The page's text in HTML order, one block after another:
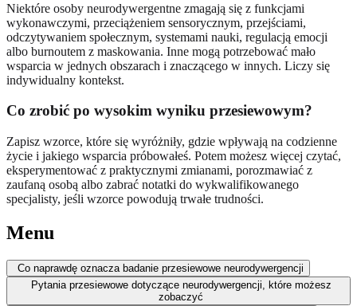
Niektóre osoby neurodywergentne zmagają się z funkcjami
wykonawczymi, przeciążeniem sensorycznym, przejściami,
odczytywaniem społecznym, systemami nauki, regulacją emocji
albo burnoutem z maskowania. Inne mogą potrzebować mało
wsparcia w jednych obszarach i znaczącego w innych. Liczy się
indywidualny kontekst.
Co zrobić po wysokim wyniku przesiewowym?
Zapisz wzorce, które się wyróżniły, gdzie wpływają na codzienne
życie i jakiego wsparcia próbowałeś. Potem możesz więcej czytać,
eksperymentować z praktycznymi zmianami, porozmawiać z
zaufaną osobą albo zabrać notatki do wykwalifikowanego
specjalisty, jeśli wzorce powodują trwałe trudności.
Menu
Co naprawdę oznacza badanie przesiewowe neurodywergencji
Pytania przesiewowe dotyczące neurodywergencji, które możesz
zobaczyć